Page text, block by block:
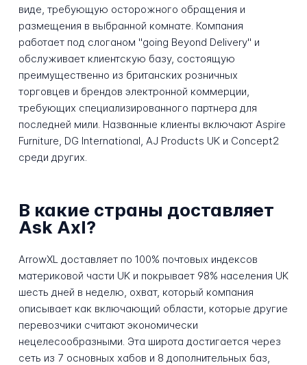
виде, требующую осторожного обращения и
размещения в выбранной комнате. Компания
работает под слоганом "going Beyond Delivery" и
обслуживает клиентскую базу, состоящую
преимущественно из британских розничных
торговцев и брендов электронной коммерции,
требующих специализированного партнера для
последней мили. Названные клиенты включают Aspire
Furniture, DG International, AJ Products UK и Concept2
среди других.
В какие страны доставляет
Ask Axl?
ArrowXL доставляет по 100% почтовых индексов
материковой части UK и покрывает 98% населения UK
шесть дней в неделю, охват, который компания
описывает как включающий области, которые другие
перевозчики считают экономически
нецелесообразными. Эта широта достигается через
сеть из 7 основных хабов и 8 дополнительных баз,